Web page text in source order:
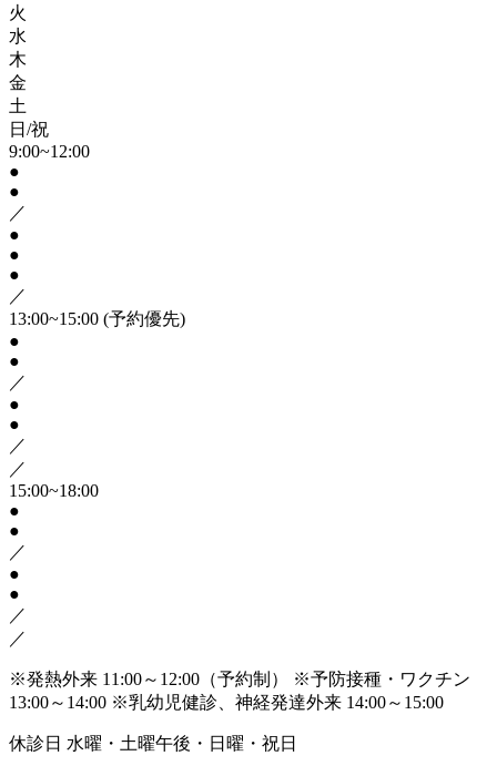
火
水
木
金
土
日/祝
9:00~12:00
●
●
／
●
●
●
／
13:00~15:00 (予約優先)
●
●
／
●
●
／
／
15:00~18:00
●
●
／
●
●
／
／
※発熱外来 11:00～12:00（予約制）
※予防接種・ワクチン
13:00～14:00 ※乳幼児健診、神経発達外来 14:00～15:00
休診日 水曜・土曜午後・日曜・祝日